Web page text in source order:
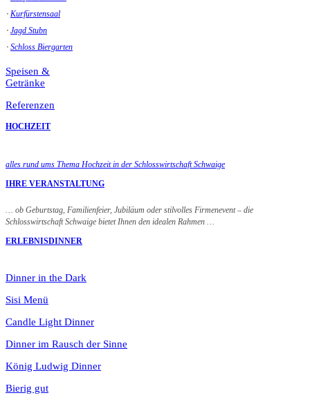
⋅ Kurfürstensaal
⋅ Jagd Stubn
⋅ Schloss Biergarten
Speisen &
Getränke
Referenzen
HOCHZEIT
alles rund ums Thema Hochzeit in der Schlosswirtschaft Schwaige
IHRE VERANSTALTUNG
… ob Geburtstag, Familienfeier, Jubiläum oder stilvolles Firmenevent – die
Schlosswirtschaft Schwaige bietet Ihnen den idealen Rahmen …
ERLEBNISDINNER
Dinner in the Dark
Sisi Menü
Candle Light Dinner
Dinner im Rausch der Sinne
König Ludwig Dinner
Bierig gut